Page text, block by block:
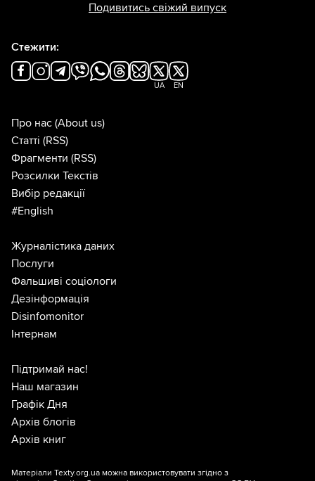
Подивитись свіжий випуск
Стежити:
UA EN
Про нас (About us)
Статті (RSS)
Фрагменти (RSS)
Розсилки Текстів
Вибір редакції
#English
Журналістика даних
Послуги
Фальшиві соціологи
Дезінформація
Disinfomonitor
Інтернам
Підтримай нас!
Наш магазин
Графік Дня
Архів блогів
Архів книг
Матеріали Texty.org.ua можна використовувати згідно з